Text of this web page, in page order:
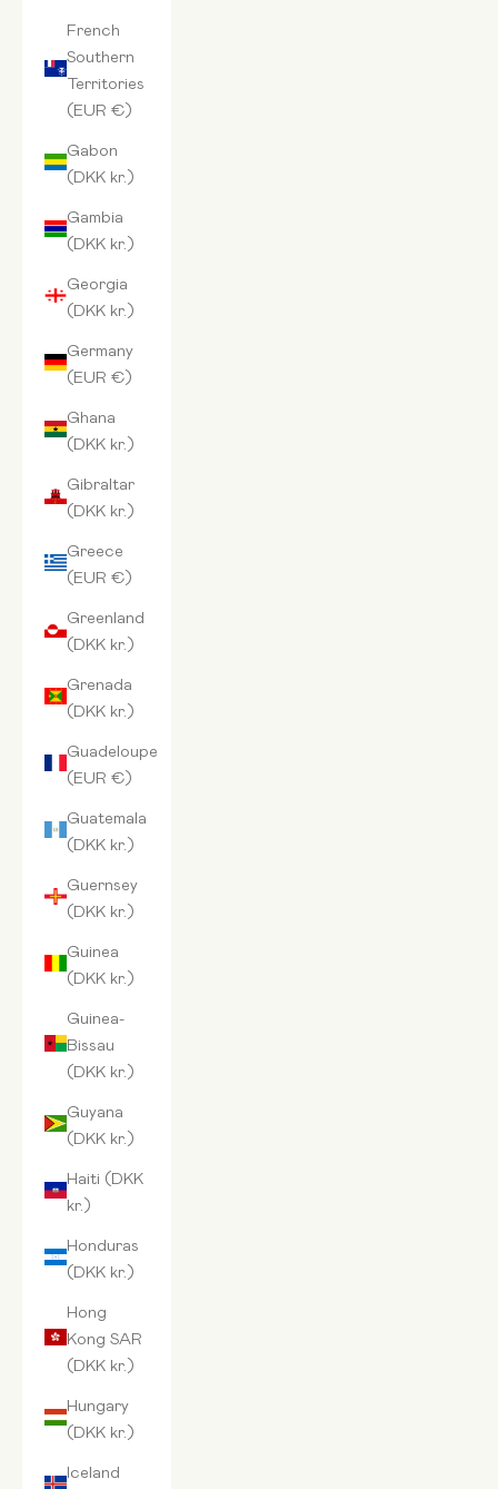
French
Southern
Territories
(EUR €)
Gabon
(DKK kr.)
Gambia
(DKK kr.)
Georgia
(DKK kr.)
Germany
(EUR €)
Ghana
(DKK kr.)
Gibraltar
(DKK kr.)
Greece
(EUR €)
Greenland
(DKK kr.)
Grenada
(DKK kr.)
Guadeloupe
(EUR €)
Guatemala
(DKK kr.)
Guernsey
(DKK kr.)
Guinea
(DKK kr.)
Guinea-
Bissau
(DKK kr.)
Guyana
(DKK kr.)
Haiti (DKK
kr.)
Honduras
(DKK kr.)
Hong
Kong SAR
(DKK kr.)
Hungary
(DKK kr.)
Iceland